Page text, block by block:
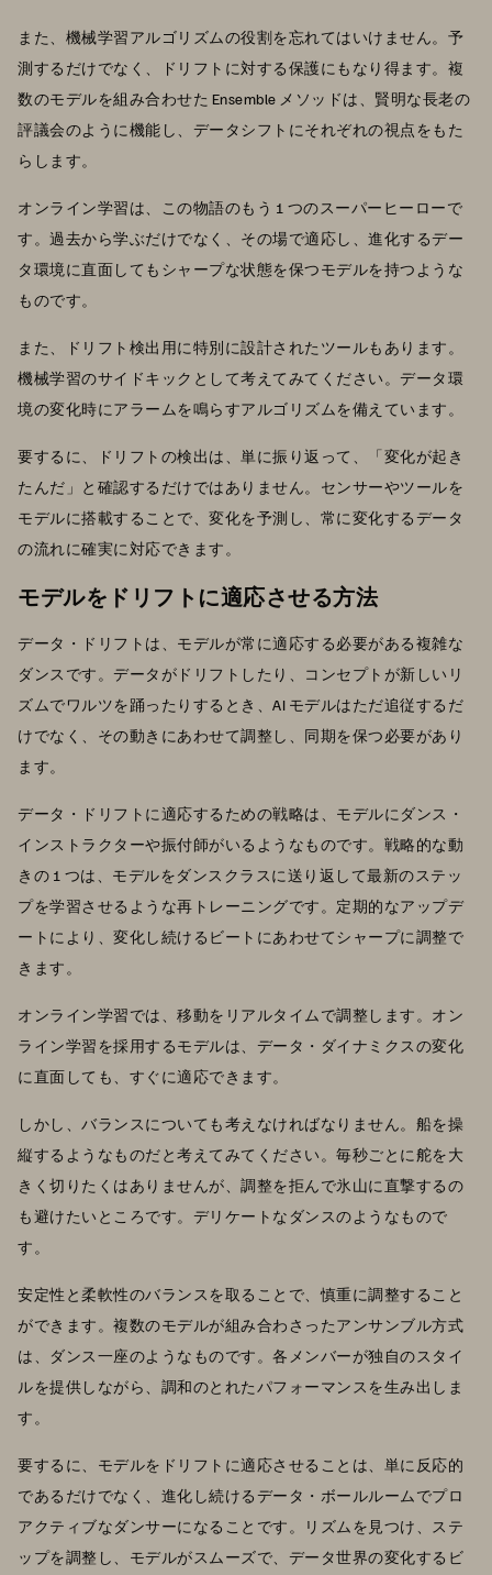
また、機械学習アルゴリズムの役割を忘れてはいけません。予
測するだけでなく、ドリフトに対する保護にもなり得ます。複
数のモデルを組み合わせた Ensemble メソッドは、賢明な長老の
評議会のように機能し、データシフトにそれぞれの視点をもた
らします。
オンライン学習は、この物語のもう 1 つのスーパーヒーローで
す。過去から学ぶだけでなく、その場で適応し、進化するデー
タ環境に直面してもシャープな状態を保つモデルを持つような
ものです。
また、ドリフト検出用に特別に設計されたツールもあります。
機械学習のサイドキックとして考えてみてください。データ環
境の変化時にアラームを鳴らすアルゴリズムを備えています。
要するに、ドリフトの検出は、単に振り返って、「変化が起き
たんだ」と確認するだけではありません。センサーやツールを
モデルに搭載することで、変化を予測し、常に変化するデータ
の流れに確実に対応できます。
モデルをドリフトに適応させる方法
データ・ドリフトは、モデルが常に適応する必要がある複雑な
ダンスです。データがドリフトしたり、コンセプトが新しいリ
ズムでワルツを踊ったりするとき、AI モデルはただ追従するだ
けでなく、その動きにあわせて調整し、同期を保つ必要があり
ます。
データ・ドリフトに適応するための戦略は、モデルにダンス・
インストラクターや振付師がいるようなものです。戦略的な動
きの 1 つは、モデルをダンスクラスに送り返して最新のステッ
プを学習させるような再トレーニングです。定期的なアップデ
ートにより、変化し続けるビートにあわせてシャープに調整で
きます。
オンライン学習では、移動をリアルタイムで調整します。オン
ライン学習を採用するモデルは、データ・ダイナミクスの変化
に直面しても、すぐに適応できます。
しかし、バランスについても考えなければなりません。船を操
縦するようなものだと考えてみてください。毎秒ごとに舵を大
きく切りたくはありませんが、調整を拒んで氷山に直撃するの
も避けたいところです。デリケートなダンスのようなもので
す。
安定性と柔軟性のバランスを取ることで、慎重に調整すること
ができます。複数のモデルが組み合わさったアンサンブル方式
は、ダンス一座のようなものです。各メンバーが独自のスタイ
ルを提供しながら、調和のとれたパフォーマンスを生み出しま
す。
要するに、モデルをドリフトに適応させることは、単に反応的
であるだけでなく、進化し続けるデータ・ボールルームでプロ
アクティブなダンサーになることです。リズムを見つけ、ステ
ップを調整し、モデルがスムーズで、データ世界の変化するビ